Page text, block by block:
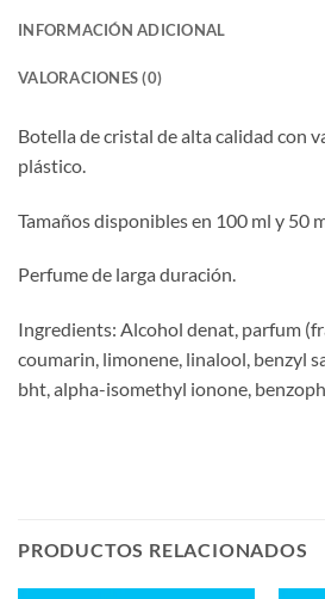
INFORMACIÓN ADICIONAL
VALORACIONES (0)
Botella de cristal de alta calidad con
plástico.
Tamaños disponibles en 100 ml y 50
Perfume de larga duración.
Ingredients: Alcohol denat, parfum
coumarin, limonene, linalool, benzyl
bht, alpha-isomethyl ionone,
PRODUCTOS RELACIONADOS